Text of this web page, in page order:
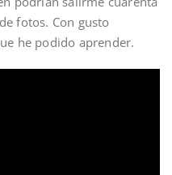
fotos. Con gusto
he podido aprender.